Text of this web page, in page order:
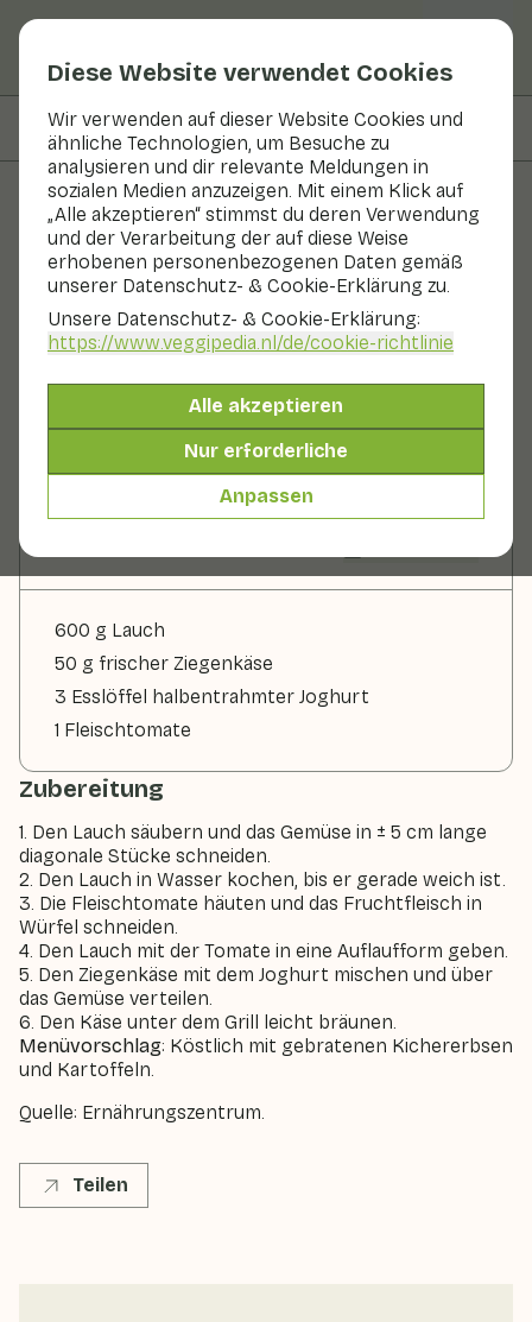
Diese Website verwendet Cookies
Wir verwenden auf dieser Website Cookies und
ähnliche Technologien, um Besuche zu
analysieren und dir relevante Meldungen in
sozialen Medien anzuzeigen. Mit einem Klick auf
„Alle akzeptieren“ stimmst du deren Verwendung
und der Verarbeitung der auf diese Weise
erhobenen personenbezogenen Daten gemäß
unserer Datenschutz- & Cookie-Erklärung zu.
Unsere Datenschutz- & Cookie-Erklärung:
https://www.veggipedia.nl/de/cookie-richtlinie
Alle akzeptieren
Nur erforderliche
Anpassen
Auf dieser Seite Zubereitung
Rezepte
Lauch mit Ziegenkäse aus
dem Ofen
600 g Lauch
50 g frischer Ziegenkäse
3 Esslöffel halbentrahmter Joghurt
1 Fleischtomate
Zubereitung
1. Den Lauch säubern und das Gemüse in ± 5 cm lange
diagonale Stücke schneiden.
2. Den Lauch in Wasser kochen, bis er gerade weich ist.
3. Die Fleischtomate häuten und das Fruchtfleisch in
Würfel schneiden.
4. Den Lauch mit der Tomate in eine Auflaufform geben.
5. Den Ziegenkäse mit dem Joghurt mischen und über
das Gemüse verteilen.
6. Den Käse unter dem Grill leicht bräunen.
Menüvorschlag: Köstlich mit gebratenen Kichererbsen
und Kartoffeln.
Quelle: Ernährungszentrum.
Teilen